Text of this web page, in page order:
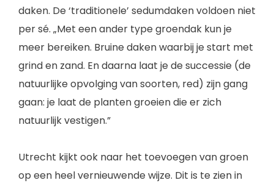
daken. De ‘traditionele’ sedumdaken voldoen niet
per sé. „Met een ander type groendak kun je
meer bereiken. Bruine daken waarbij je start met
grind en zand. En daarna laat je de successie (de
natuurlijke opvolging van soorten, red) zijn gang
gaan: je laat de planten groeien die er zich
natuurlijk vestigen.”
Utrecht kijkt ook naar het toevoegen van groen
op een heel vernieuwende wijze. Dit is te zien in